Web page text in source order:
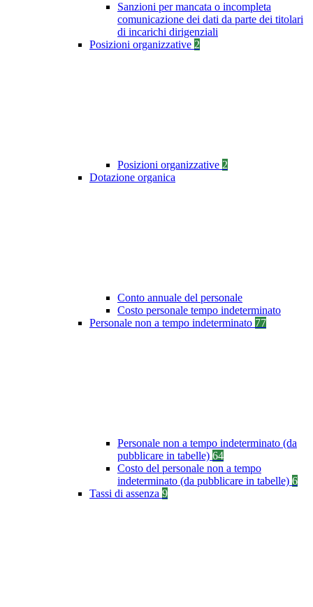
Sanzioni per mancata o incompleta
comunicazione dei dati da parte dei titolari
di incarichi dirigenziali
Posizioni organizzative 2
Posizioni organizzative 2
Dotazione organica
Conto annuale del personale
Costo personale tempo indeterminato
Personale non a tempo indeterminato 77
Personale non a tempo indeterminato (da
pubblicare in tabelle) 64
Costo del personale non a tempo
indeterminato (da pubblicare in tabelle) 6
Tassi di assenza 9